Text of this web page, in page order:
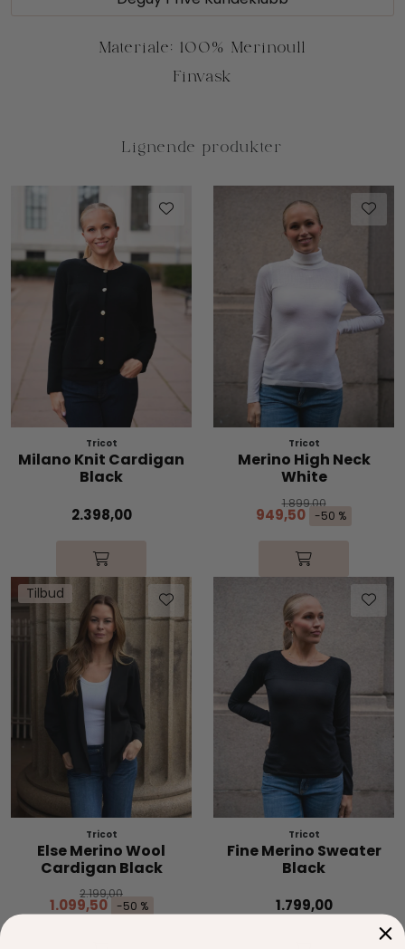
Tricot
Milano Knit Cardigan
Black
2.398,00
Tricot
Merino High Neck
White
1.899,00
949,50 -50 %
Tilbud
Tricot
Else Merino Wool
Cardigan Black
2.199,00
1.099,50 -50 %
Tricot
Fine Merino Sweater
Black
1.799,00